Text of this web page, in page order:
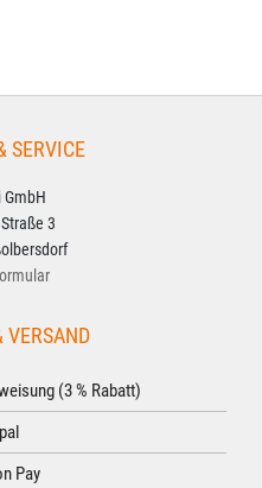
SERVICE
GmbH
3
VERSAND
(3 % Rabatt)
Pay